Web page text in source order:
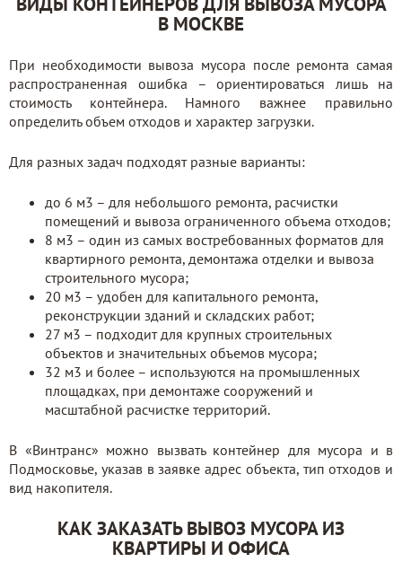
В МОСКВЕ
При необходимости вывоза мусора после ремонта самая
распространенная ошибка – ориентироваться лишь на
стоимость контейнера. Намного важнее правильно
определить объем отходов и характер загрузки.
Для разных задач подходят разные варианты:
до 6 м3 – для небольшого ремонта, расчистки
помещений и вывоза ограниченного объема отходов;
8 м3 – один из самых востребованных форматов для
квартирного ремонта, демонтажа отделки и вывоза
строительного мусора;
20 м3 – удобен для капитального ремонта,
реконструкции зданий и складских работ;
27 м3 – подходит для крупных строительных
объектов и значительных объемов мусора;
32 м3 и более – используются на промышленных
площадках, при демонтаже сооружений и
масштабной расчистке территорий.
В «Винтранс» можно вызвать контейнер для мусора и в
Подмосковье, указав в заявке адрес объекта, тип отходов и
вид накопителя.
КАК ЗАКАЗАТЬ ВЫВОЗ МУСОРА ИЗ
КВАРТИРЫ И ОФИСА